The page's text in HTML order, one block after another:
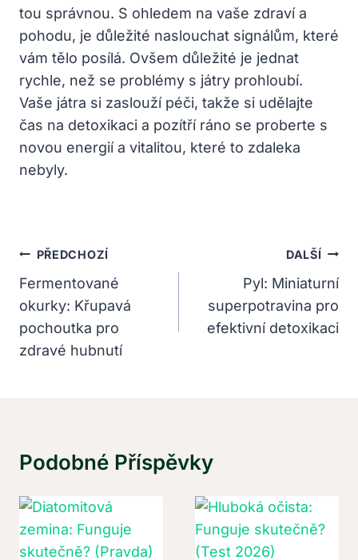
tou‌ správnou. S ohledem na vaše zdraví a
pohodu, je‌ důležité naslouchat signálům, ⁤které
vám tělo posílá. Ovšem důležité je jednat
rychle, než se problémy s játry prohloubí.
Vaše játra si zaslouží péči, takže si udělajte
čas na ⁤detoxikaci a pozítří ráno se proberte s
novou energií a vitalitou, které to zdaleka
nebyly.
Navigace
Pro
Příspěvek
PŘEDCHOZÍ
Fermentované
okurky: Křupavá
pochoutka pro
zdravé hubnutí
DALŠÍ
Pyl: Miniaturní
superpotravina pro
efektivní detoxikaci
Podobné Příspěvky